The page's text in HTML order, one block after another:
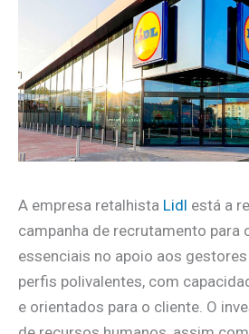
A empresa retalhista Lidl está a
campanha de recrutamento para
essenciais no apoio aos
perfis polivalentes, com
e orientados para o cliente. O